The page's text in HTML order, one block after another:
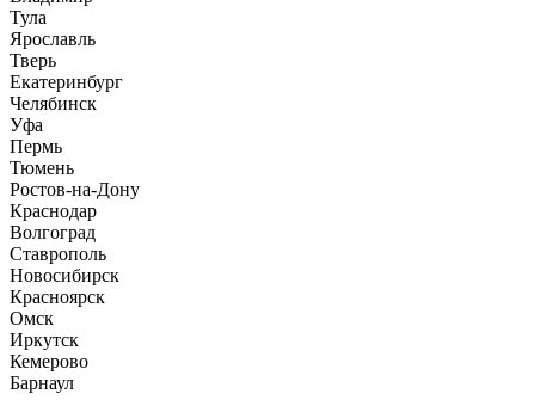
Тула
Ярославль
Тверь
Екатеринбург
Челябинск
Уфа
Пермь
Тюмень
Ростов-на-Дону
Краснодар
Волгоград
Ставрополь
Новосибирск
Красноярск
Омск
Иркутск
Кемерово
Барнаул